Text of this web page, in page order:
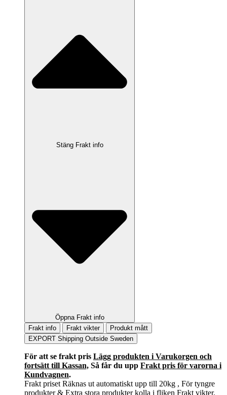
Stäng Frakt info
Öppna Frakt info
Frakt info
Frakt vikter
Produkt mått
EXPORT Shipping Outside Sweden
För att se frakt pris Lägg produkten i Varukorgen och
fortsätt till Kassan, Så får du upp Frakt pris för varorna i
Kundvagnen.
Frakt priset Räknas ut automatiskt upp till 20kg , För tyngre
produkter & Extra stora produkter kolla i fliken Frakt vikter.